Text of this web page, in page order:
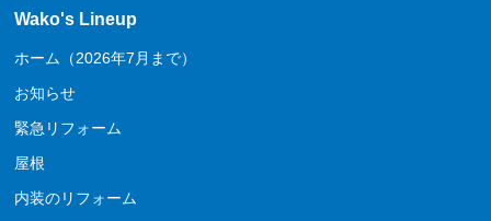
Wako's Lineup
ホーム（2026年7月まで）
お知らせ
緊急リフォーム
屋根
内装のリフォーム